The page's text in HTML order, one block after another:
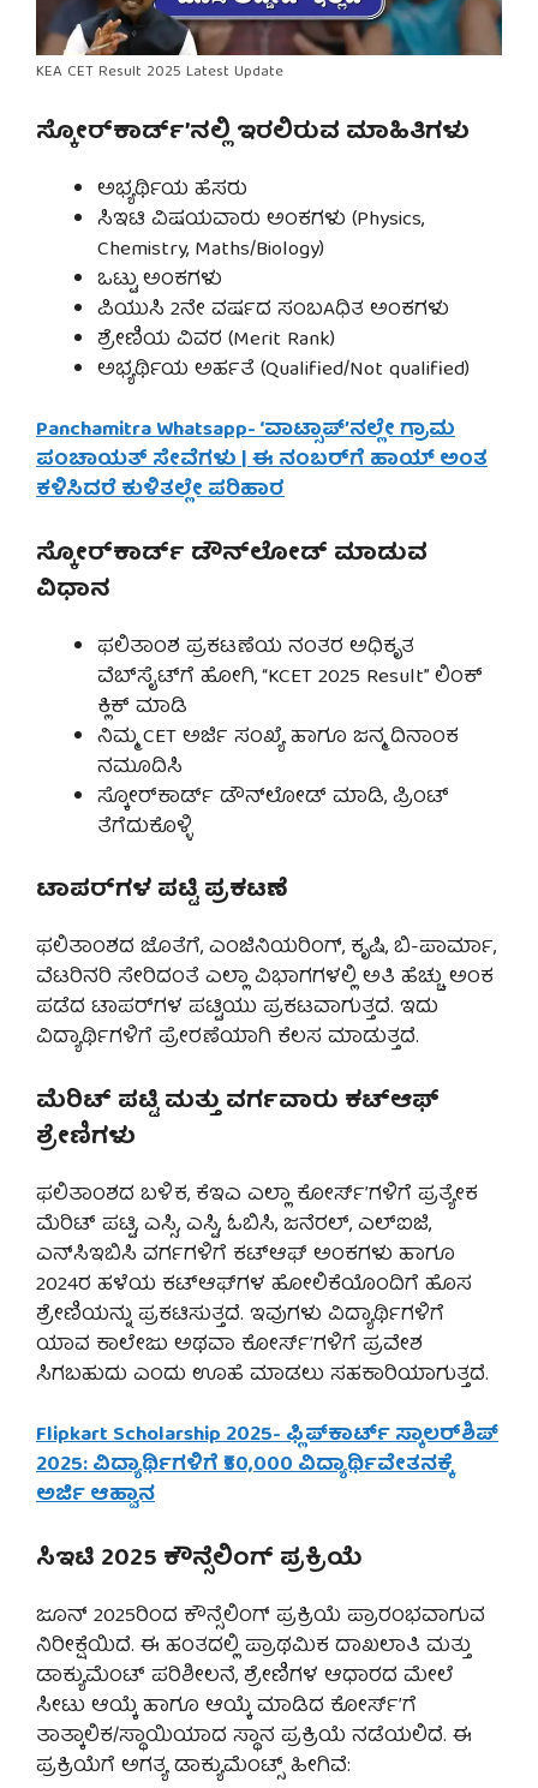
KEA CET Result 2025 Latest Update
ಸ್ಕೋರ್‌ಕಾರ್ಡ್’ನಲ್ಲಿ ಇರಲಿರುವ ಮಾಹಿತಿಗಳು
ಅಭ್ಯರ್ಥಿಯ ಹೆಸರು
ಸಿಇಟಿ ವಿಷಯವಾರು ಅಂಕಗಳು (Physics,
Chemistry, Maths/Biology)
ಒಟ್ಟು ಅಂಕಗಳು
ಪಿಯುಸಿ 2ನೇ ವರ್ಷದ ಸಂಬAಧಿತ ಅಂಕಗಳು
ಶ್ರೇಣಿಯ ವಿವರ (Merit Rank)
ಅಭ್ಯರ್ಥಿಯ ಅರ್ಹತೆ (Qualified/Not qualified)
Panchamitra Whatsapp- ‘ವಾಟ್ಸಾಪ್’ನಲ್ಲೇ ಗ್ರಾಮ
ಪಂಚಾಯತ್ ಸೇವೆಗಳು | ಈ ನಂಬರ್‌ಗೆ ಹಾಯ್ ಅಂತ
ಕಳಿಸಿದರೆ ಕುಳಿತಲ್ಲೇ ಪರಿಹಾರ
ಸ್ಕೋರ್‌ಕಾರ್ಡ್ ಡೌನ್‌ಲೋಡ್ ಮಾಡುವ
ವಿಧಾನ
ಫಲಿತಾಂಶ ಪ್ರಕಟಣೆಯ ನಂತರ ಅಧಿಕೃತ
ವೆಬ್‌ಸೈಟ್‌ಗೆ ಹೋಗಿ, “KCET 2025 Result” ಲಿಂಕ್
ಕ್ಲಿಕ್ ಮಾಡಿ
ನಿಮ್ಮ CET ಅರ್ಜಿ ಸಂಖ್ಯೆ ಹಾಗೂ ಜನ್ಮ ದಿನಾಂಕ
ನಮೂದಿಸಿ
ಸ್ಕೋರ್‌ಕಾರ್ಡ್ ಡೌನ್‌ಲೋಡ್ ಮಾಡಿ, ಪ್ರಿಂಟ್
ತೆಗೆದುಕೊಳ್ಳಿ
ಟಾಪರ್‌ಗಳ ಪಟ್ಟಿ ಪ್ರಕಟಣೆ
ಫಲಿತಾಂಶದ ಜೊತೆಗೆ, ಎಂಜಿನಿಯರಿಂಗ್, ಕೃಷಿ, ಬಿ-ಪಾರ್ಮಾ,
ವೆಟರಿನರಿ ಸೇರಿದಂತೆ ಎಲ್ಲಾ ವಿಭಾಗಗಳಲ್ಲಿ ಅತಿ ಹೆಚ್ಚು ಅಂಕ
ಪಡೆದ ಟಾಪರ್‌ಗಳ ಪಟ್ಟಿಯು ಪ್ರಕಟವಾಗುತ್ತದೆ. ಇದು
ವಿದ್ಯಾರ್ಥಿಗಳಿಗೆ ಪ್ರೇರಣೆಯಾಗಿ ಕೆಲಸ ಮಾಡುತ್ತದೆ.
ಮೆರಿಟ್ ಪಟ್ಟಿ ಮತ್ತು ವರ್ಗವಾರು ಕಟ್‌ಆಫ್
ಶ್ರೇಣಿಗಳು
ಫಲಿತಾಂಶದ ಬಳಿಕ, ಕೆಇಎ ಎಲ್ಲಾ ಕೋರ್ಸ್’ಗಳಿಗೆ ಪ್ರತ್ಯೇಕ
ಮೆರಿಟ್ ಪಟ್ಟಿ, ಎಸ್ಸಿ, ಎಸ್ಟಿ, ಓಬಿಸಿ, ಜನೆರಲ್, ಎಲ್‌ಐಜಿ,
ಎನ್‌ಸಿಇಬಿಸಿ ವರ್ಗಗಳಿಗೆ ಕಟ್‌ಆಫ್ ಅಂಕಗಳು ಹಾಗೂ
2024ರ ಹಳೆಯ ಕಟ್‌ಆಫ್‌ಗಳ ಹೋಲಿಕೆಯೊಂದಿಗೆ ಹೊಸ
ಶ್ರೇಣಿಯನ್ನು ಪ್ರಕಟಿಸುತ್ತದೆ. ಇವುಗಳು ವಿದ್ಯಾರ್ಥಿಗಳಿಗೆ
ಯಾವ ಕಾಲೇಜು ಅಥವಾ ಕೋರ್ಸ್’ಗಳಿಗೆ ಪ್ರವೇಶ
ಸಿಗಬಹುದು ಎಂದು ಊಹೆ ಮಾಡಲು ಸಹಕಾರಿಯಾಗುತ್ತದೆ.
Flipkart Scholarship 2025- ಫ್ಲಿಪ್‌ಕಾರ್ಟ್ ಸ್ಕಾಲರ್‌ಶಿಪ್
2025: ವಿದ್ಯಾರ್ಥಿಗಳಿಗೆ ₹50,000 ವಿದ್ಯಾರ್ಥಿವೇತನಕ್ಕೆ
ಅರ್ಜಿ ಆಹ್ವಾನ
ಸಿಇಟಿ 2025 ಕೌನ್ಸೆಲಿಂಗ್ ಪ್ರಕ್ರಿಯೆ
ಜೂನ್ 2025ರಿಂದ ಕೌನ್ಸೆಲಿಂಗ್ ಪ್ರಕ್ರಿಯೆ ಪ್ರಾರಂಭವಾಗುವ
ನಿರೀಕ್ಷೆಯಿದೆ. ಈ ಹಂತದಲ್ಲಿ ಪ್ರಾಥಮಿಕ ದಾಖಲಾತಿ ಮತ್ತು
ಡಾಕ್ಯುಮೆಂಟ್ ಪರಿಶೀಲನೆ, ಶ್ರೇಣಿಗಳ ಆಧಾರದ ಮೇಲೆ
ಸೀಟು ಆಯ್ಕೆ ಹಾಗೂ ಆಯ್ಕೆ ಮಾಡಿದ ಕೋರ್ಸ್’ಗೆ
ತಾತ್ಕಾಲಿಕ/ಸ್ಥಾಯಿಯಾದ ಸ್ಥಾನ ಪ್ರಕ್ರಿಯೆ ನಡೆಯಲಿದೆ. ಈ
ಪ್ರಕ್ರಿಯೆಗೆ ಅಗತ್ಯ ಡಾಕ್ಯುಮೆಂಟ್ಸ್ ಹೀಗಿವೆ: